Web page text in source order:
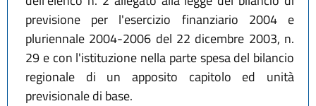
previsione per l'esercizio finanziario 2004 e
pluriennale 2004-2006 del 22 dicembre 2003, n.
29 e con l'istituzione nella parte spesa del bilancio
regionale di un apposito capitolo ed unità
previsionale di base.